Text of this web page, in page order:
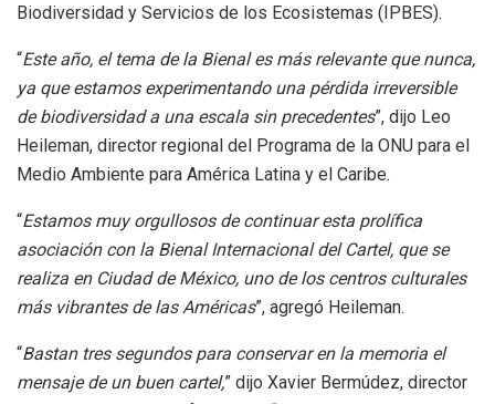
Biodiversidad y Servicios de los Ecosistemas (IPBES).
“Este año, el tema de la Bienal es más relevante que nunca,
ya que estamos experimentando una pérdida irreversible
de biodiversidad a una escala sin precedentes”, dijo Leo
Heileman, director regional del Programa de la ONU para el
Medio Ambiente para América Latina y el Caribe.
“Estamos muy orgullosos de continuar esta prolífica
asociación con la Bienal Internacional del Cartel, que se
realiza en Ciudad de México, uno de los centros culturales
más vibrantes de las Américas”, agregó Heileman.
“Bastan tres segundos para conservar en la memoria el
mensaje de un buen cartel,” dijo Xavier Bermúdez, director